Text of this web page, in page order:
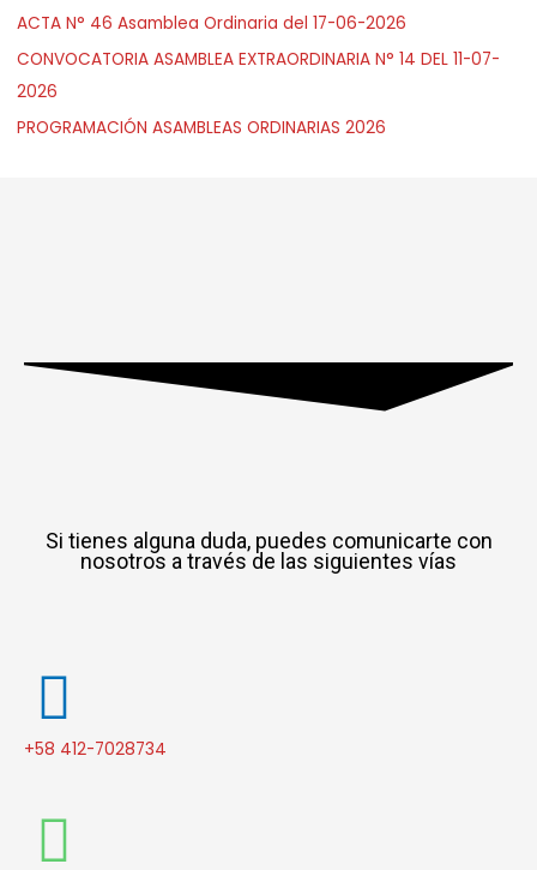
ACTA N° 46 Asamblea Ordinaria del 17-06-2026
CONVOCATORIA ASAMBLEA EXTRAORDINARIA N° 14 DEL 11-07-
2026
PROGRAMACIÓN ASAMBLEAS ORDINARIAS 2026
Si tienes alguna duda, puedes comunicarte con
nosotros a través de las siguientes vías
+58 412-7028734